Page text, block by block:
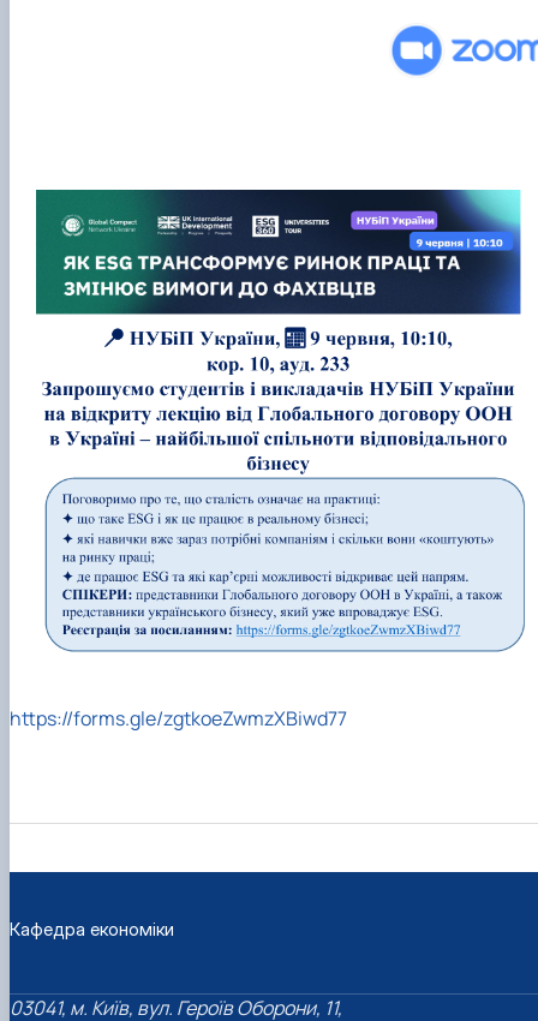
https://forms.gle/zgtkoeZwmzXBiwd77
Кафедра економіки
03041, м. Київ, вул. Героїв Оборони, 11,